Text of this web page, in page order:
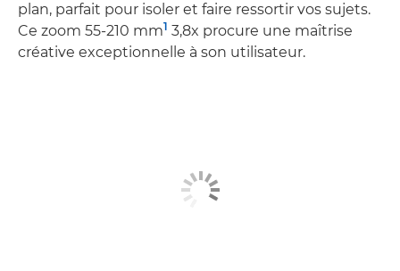
plan, parfait pour isoler et faire ressortir vos sujets.
Ce zoom 55-210 mm1 3,8x procure une maîtrise
créative exceptionnelle à son utilisateur.